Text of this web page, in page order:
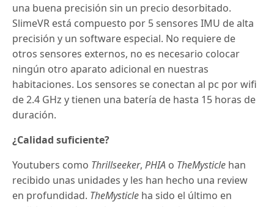
una buena precisión sin un precio desorbitado.
SlimeVR está compuesto por 5 sensores IMU de alta
precisión y un software especial. No requiere de
otros sensores externos, no es necesario colocar
ningún otro aparato adicional en nuestras
habitaciones. Los sensores se conectan al pc por wifi
de 2.4 GHz y tienen una batería de hasta 15 horas de
duración.
¿Calidad suficiente?
Youtubers como Thrillseeker,PHIA o TheMysticle han
recibido unas unidades y les han hecho una review
en profundidad. TheMysticle ha sido el último en